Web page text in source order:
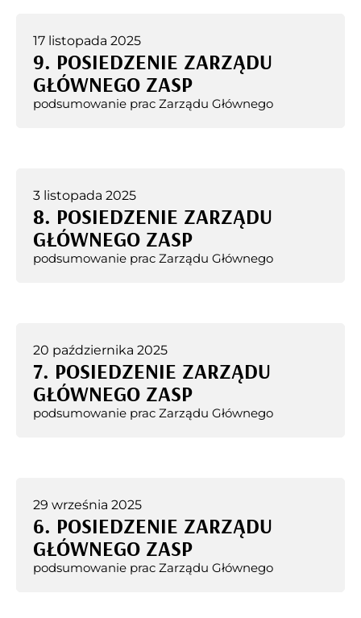
17 listopada 2025
9. POSIEDZENIE ZARZĄDU
GŁÓWNEGO ZASP
podsumowanie prac Zarządu Głównego
3 listopada 2025
8. POSIEDZENIE ZARZĄDU
GŁÓWNEGO ZASP
podsumowanie prac Zarządu Głównego
20 października 2025
7. POSIEDZENIE ZARZĄDU
GŁÓWNEGO ZASP
podsumowanie prac Zarządu Głównego
29 września 2025
6. POSIEDZENIE ZARZĄDU
GŁÓWNEGO ZASP
podsumowanie prac Zarządu Głównego